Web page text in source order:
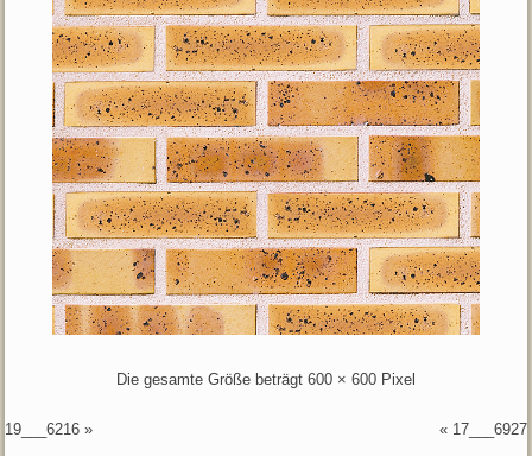
Die gesamte Größe beträgt 600 × 600 Pixel
19___6216 » « 17___6927